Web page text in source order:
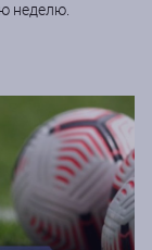
неделю.